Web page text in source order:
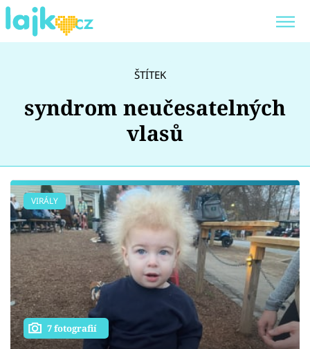
Showbyznys
Youtubeři
Virály
Sex a vztahy
ŠTÍTEK
syndrom neučesatelných
vlasů
VIRÁLY
7 fotografií